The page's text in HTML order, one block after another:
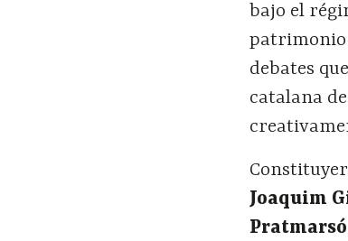
bajo el
patrimonio
debates
catalana
Joaquim